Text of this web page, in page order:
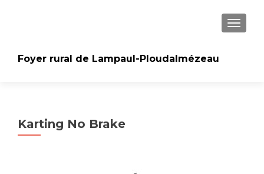
Foyer rural de Lampaul-Ploudalmézeau
Karting No Brake